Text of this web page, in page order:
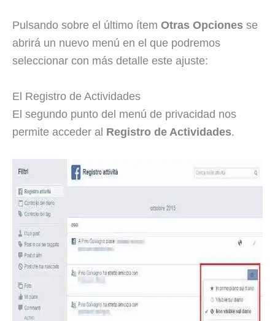
Pulsando sobre el último ítem Otras Opciones se
abrirá un nuevo menú en el que podremos
seleccionar con más detalle este ajuste:
El Registro de Actividades
El segundo punto del menú de privacidad nos
permite acceder al Registro de Actividades.